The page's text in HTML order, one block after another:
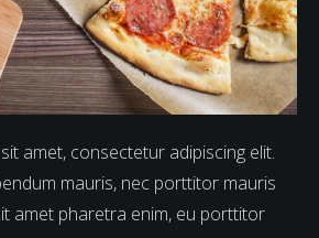
amet, consectetur adipiscing elit.
mauris, nec porttitor mauris
amet pharetra enim, eu porttitor